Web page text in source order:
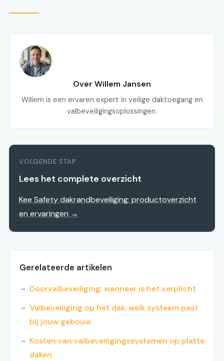
Over Willem Jansen
Willem is een ervaren expert in veilige daktoegang en
valbeveiligingsoplossingen.
VOLGENDE STAP
Lees het complete overzicht
Kee Safety dakrandbeveiliging: productoverzicht
en ervaringen →
Gerelateerde artikelen
Doorvalbeveiliging: wanneer is het verplicht
Valbeveiliging op het dak: welk systeem past
bij jouw gebouw
Kosten van valbeveiligingssystemen op platte
daken